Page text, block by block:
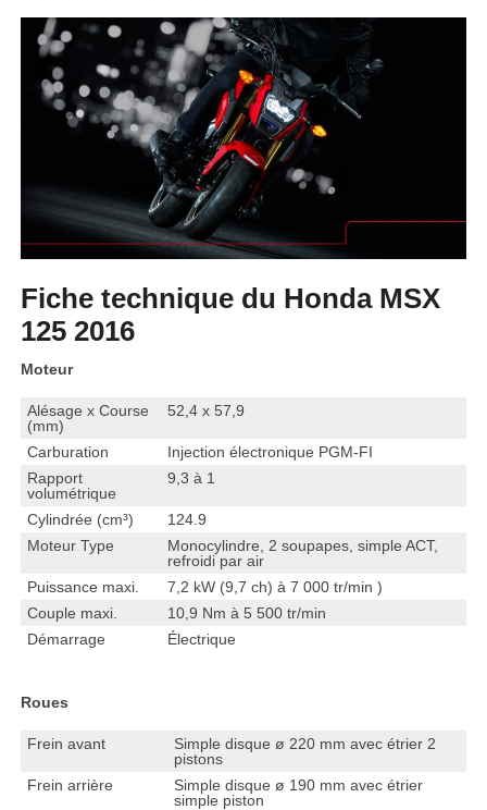
Fiche technique du Honda MSX
125 2016
Moteur
Alésage x Course
(mm)
52,4 x 57,9
Carburation
Injection électronique PGM-FI
Rapport
volumétrique
9,3 à 1
Cylindrée (cm³)
124.9
Moteur Type
Monocylindre, 2 soupapes, simple ACT,
refroidi par air
Puissance maxi.
7,2 kW (9,7 ch) à 7 000 tr/min )
Couple maxi.
10,9 Nm à 5 500 tr/min
Démarrage
Électrique
Roues
Frein avant
Simple disque ø 220 mm avec étrier 2
pistons
Frein arrière
Simple disque ø 190 mm avec étrier
simple piston